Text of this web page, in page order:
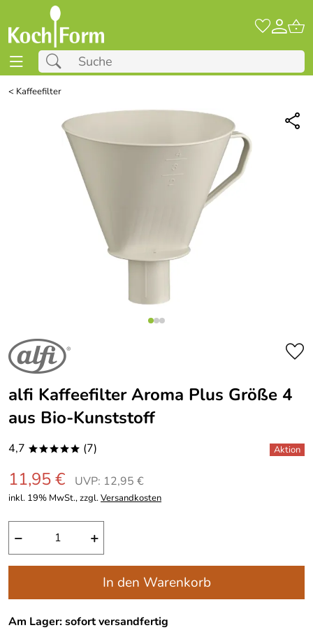
< Kaffeefilter
alfi Kaffeefilter Aroma Plus Größe 4
aus Bio-Kunststoff
4,7 ***** (7)
11,95 € UVP: 12,95 €
inkl. 19% MwSt., zzgl.Versandkosten
− +
In den Warenkorb
Am Lager: sofort versandfertig